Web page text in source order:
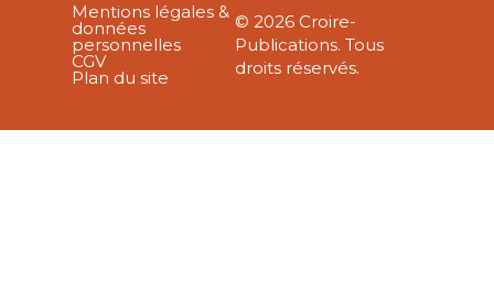
Mentions légales &
données
personnelles
CGV
Plan du site
© 2026 Croire-
Publications. Tous
droits réservés.